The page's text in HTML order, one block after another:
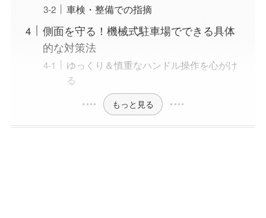
車検・整備での指摘
側面を守る！機械式駐車場でできる具体
的な対策法
ゆっくり＆慎重なハンドル操作を心がけ
る
もっと見る